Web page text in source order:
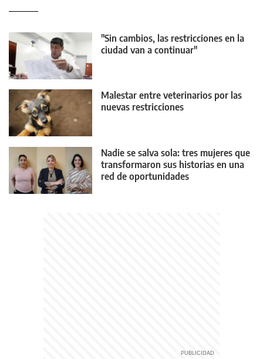
"Sin cambios, las restricciones en la
ciudad van a continuar"
Malestar entre veterinarios por las
nuevas restricciones
Nadie se salva sola: tres mujeres que
transformaron sus historias en una
red de oportunidades